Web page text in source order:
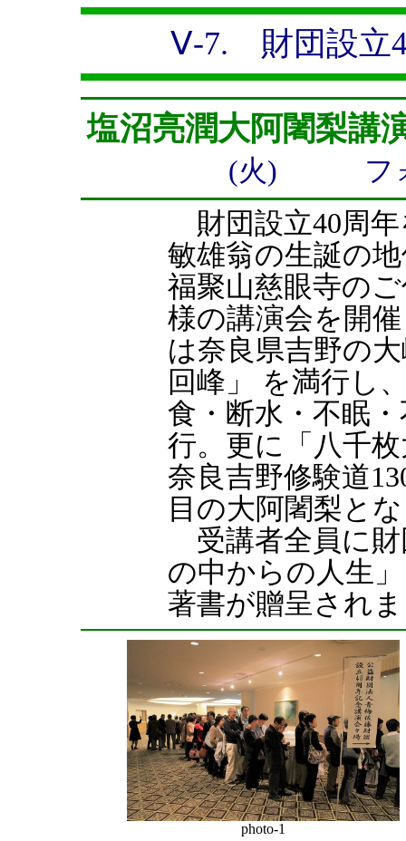
Ⅴ-7. 財団設立
塩沼亮潤大阿闍梨講
(火) フォ
財団設立40周年
敏雄翁の生誕の
福聚山慈眼寺の
様の講演会を開
は奈良県吉野の
回峰」 を満行し
食・断水・不眠
行。更に「八千
奈良吉野修験道
目の大阿闍梨と
受講者全員に財
の中からの人生
著書が贈呈され
photo-1